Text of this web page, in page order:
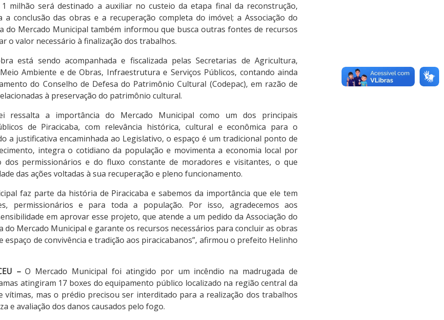
milhão será destinado a auxiliar no custeio da etapa final da reconstrução,
conclusão das obras e a recuperação completa do imóvel; a Associação do
do Mercado Municipal também informou que busca outras fontes de recursos
o valor necessário à finalização dos trabalhos.
está sendo acompanhada e fiscalizada pelas Secretarias de Agricultura,
Ambiente e de Obras, Infraestrutura e Serviços Públicos, contando ainda
do Conselho de Defesa do Patrimônio Cultural (Codepac), em razão de
à preservação do patrimônio cultural.
ressalta a importância do Mercado Municipal como um dos principais
de Piracicaba, com relevância histórica, cultural e econômica para o
a justificativa encaminhada ao Legislativo, o espaço é um tradicional ponto de
integra o cotidiano da população e movimenta a economia local por
dos permissionários e do fluxo constante de moradores e visitantes, o que
das ações voltadas à sua recuperação e pleno funcionamento.
faz parte da história de Piracicaba e sabemos da importância que ele tem
permissionários e para toda a população. Por isso, agradecemos aos
em aprovar esse projeto, que atende a um pedido da Associação do
do Mercado Municipal e garante os recursos necessários para concluir as obras
espaço de convivência e tradição aos piracicabanos”, afirmou o prefeito Helinho
–O Mercado Municipal foi atingido por um incêndio na madrugada de
atingiram 17 boxes do equipamento público localizado na região central da
vítimas, mas o prédio precisou ser interditado para a realização dos trabalhos
e avaliação dos danos causados pelo fogo.